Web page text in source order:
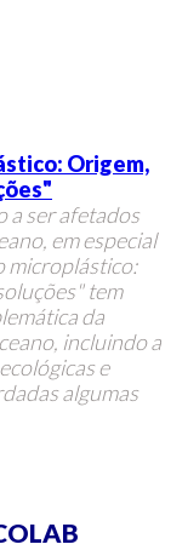
Origem,
a ser afetados
em especial
microplástico:
tem
da
incluindo a
e
algumas